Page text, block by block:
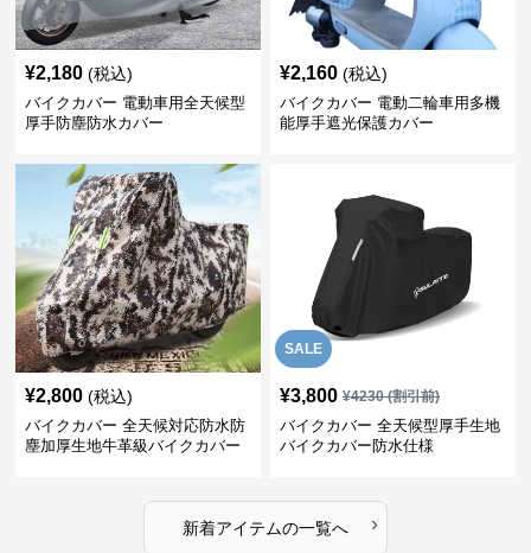
¥2,180 (税込)
バイクカバー 電動車用全天候型
厚手防塵防水カバー
¥2,160 (税込)
バイクカバー 電動二輪車用多機
能厚手遮光保護カバー
¥2,800 (税込)
バイクカバー 全天候対応防水防
塵加厚生地牛革級バイクカバー
SALE
¥3,800 ¥4230(割引前)
バイクカバー 全天候型厚手生地
バイクカバー防水仕様
新着アイテムの一覧へ ›